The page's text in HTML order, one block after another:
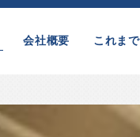
会社概要 これま